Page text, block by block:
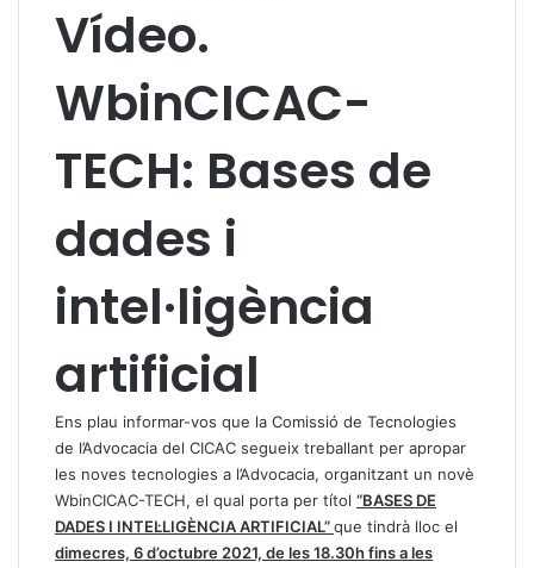
Vídeo.
WbinCICAC-
TECH: Bases de
dades i
intel·ligència
artificial
Ens plau informar-vos que la Comissió de Tecnologies
de l’Advocacia del CICAC segueix treballant per apropar
les noves tecnologies a l’Advocacia, organitzant un novè
WbinCICAC-TECH, el qual porta per títol “BASES DE
DADES I INTEL·LIGÈNCIA ARTIFICIAL”que tindrà lloc el
dimecres, 6 d’octubre 2021, de les 18.30h fins a les